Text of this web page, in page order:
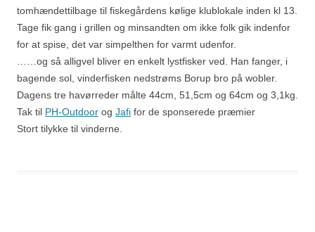
tomhændettilbage til fiskegårdens kølige klublokale inden kl 13.
Tage fik gang i grillen og minsandten om ikke folk gik indenfor
for at spise, det var simpelthen for varmt udenfor.
……og så alligvel bliver en enkelt lystfisker ved. Han fanger, i
bagende sol, vinderfisken nedstrøms Borup bro på wobler.
Dagens tre havørreder målte 44cm, 51,5cm og 64cm og 3,1kg.
Tak til PH-Outdoor og Jafi for de sponserede præmier
Stort tilykke til vinderne.